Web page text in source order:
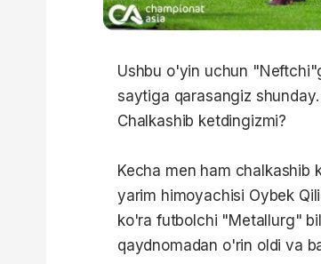
Ushbu o'yin uchun
saytiga qarasangiz
Chalkashib ketdingizmi?
Kecha men ham
yarim himoyachisi Oybek
ko'ra futbolchi "Metallurg"
qaydnomadan o'rin oldi va